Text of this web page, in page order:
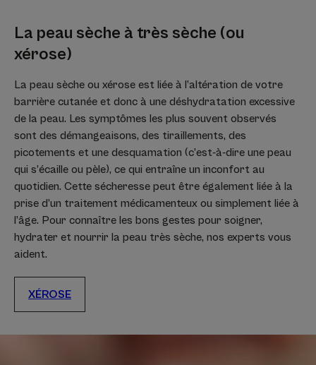
La peau sèche à très sèche (ou
xérose)
La peau sèche ou xérose est liée à l’altération de votre
barrière cutanée et donc à une déshydratation excessive
de la peau. Les symptômes les plus souvent observés
sont des démangeaisons, des tiraillements, des
picotements et une desquamation (c’est-à-dire une peau
qui s’écaille ou pèle), ce qui entraîne un inconfort au
quotidien. Cette sécheresse peut être également liée à la
prise d’un traitement médicamenteux ou simplement liée à
l’âge. Pour connaître les bons gestes pour soigner,
hydrater et nourrir la peau très sèche, nos experts vous
aident.
XÉROSE